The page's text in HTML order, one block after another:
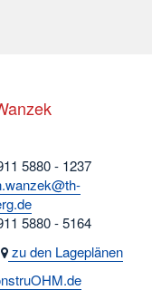
5880 - 1237
5880 - 5164
zu den Lageplänen